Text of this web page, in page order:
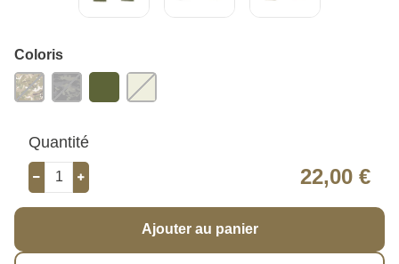
Coloris
Quantité
22,00 €
Ajouter au panier